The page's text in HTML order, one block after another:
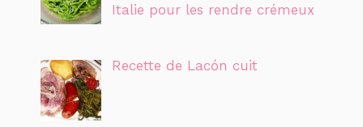
Italie pour les rendre crémeux
Recette de Lacón cuit